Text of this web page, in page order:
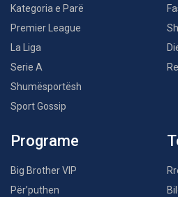
Kategoria e Parë
Premier League
La Liga
Serie A
Shumësportësh
Sport Gossip
Programe
Big Brother VIP
Për’puthen